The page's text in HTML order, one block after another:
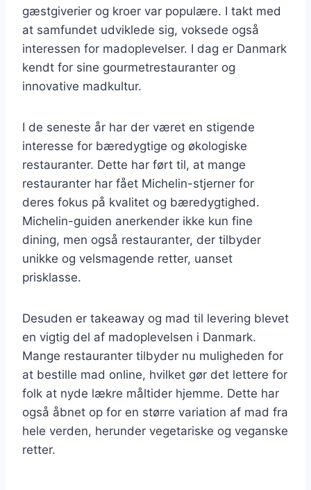
gæstgiverier og kroer var populære. I takt med
at samfundet udviklede sig, voksede også
interessen for madoplevelser. I dag er Danmark
kendt for sine gourmetrestauranter og
innovative madkultur.
I de seneste år har der været en stigende
interesse for bæredygtige og økologiske
restauranter. Dette har ført til, at mange
restauranter har fået Michelin-stjerner for
deres fokus på kvalitet og bæredygtighed.
Michelin-guiden anerkender ikke kun fine
dining, men også restauranter, der tilbyder
unikke og velsmagende retter, uanset
prisklasse.
Desuden er takeaway og mad til levering blevet
en vigtig del af madoplevelsen i Danmark.
Mange restauranter tilbyder nu muligheden for
at bestille mad online, hvilket gør det lettere for
folk at nyde lækre måltider hjemme. Dette har
også åbnet op for en større variation af mad fra
hele verden, herunder vegetariske og veganske
retter.